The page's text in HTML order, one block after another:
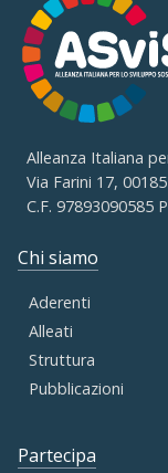
Alleanza Italiana
Via Farini 17,
C.F. 97893090585
Chi siamo
Aderenti
Alleati
Struttura
Pubblicazioni
Partecipa